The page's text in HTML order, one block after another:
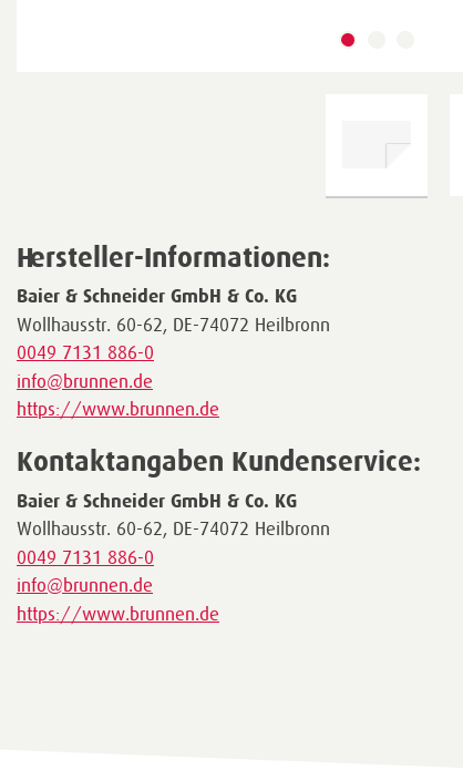
Hersteller-Informationen:
Baier & Schneider GmbH & Co. KG
Wollhausstr. 60-62, DE-74072 Heilbronn
0049 7131 886-0
info@brunnen.de
https://www.brunnen.de
Kontaktangaben Kundenservice:
Baier & Schneider GmbH & Co. KG
Wollhausstr. 60-62, DE-74072 Heilbronn
0049 7131 886-0
info@brunnen.de
https://www.brunnen.de